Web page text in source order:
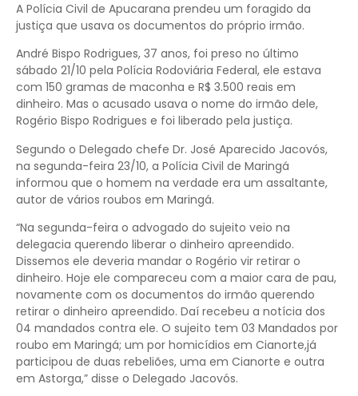
A Polícia Civil de Apucarana prendeu um foragido da
justiça que usava os documentos do próprio irmão.
André Bispo Rodrigues, 37 anos, foi preso no último
sábado 21/10 pela Polícia Rodoviária Federal, ele estava
com 150 gramas de maconha e R$ 3.500 reais em
dinheiro. Mas o acusado usava o nome do irmão dele,
Rogério Bispo Rodrigues e foi liberado pela justiça.
Segundo o Delegado chefe Dr. José Aparecido Jacovós,
na segunda-feira 23/10, a Polícia Civil de Maringá
informou que o homem na verdade era um assaltante,
autor de vários roubos em Maringá.
“Na segunda-feira o advogado do sujeito veio na
delegacia querendo liberar o dinheiro apreendido.
Dissemos ele deveria mandar o Rogério vir retirar o
dinheiro. Hoje ele compareceu com a maior cara de pau,
novamente com os documentos do irmão querendo
retirar o dinheiro apreendido. Daí recebeu a notícia dos
04 mandados contra ele. O sujeito tem 03 Mandados por
roubo em Maringá; um por homicídios em Cianorte,já
participou de duas rebeliões, uma em Cianorte e outra
em Astorga,” disse o Delegado Jacovós.